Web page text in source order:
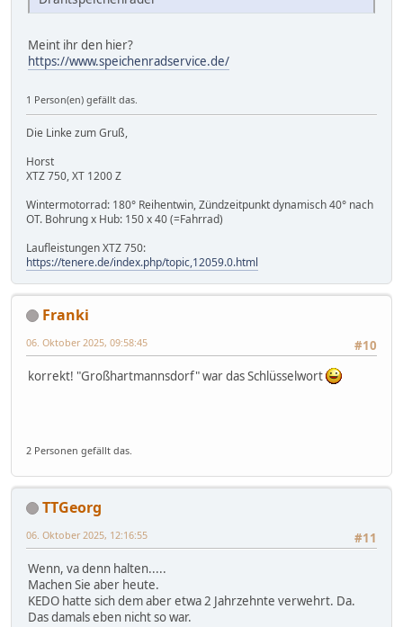
Meint ihr den hier?
https://www.speichenradservice.de/
1 Person(en) gefällt das.
Die Linke zum Gruß,
Horst
XTZ 750, XT 1200 Z
Wintermotorrad: 180° Reihentwin, Zündzeitpunkt dynamisch 40° nach
OT. Bohrung x Hub: 150 x 40 (=Fahrrad)
Laufleistungen XTZ 750:
https://tenere.de/index.php/topic,12059.0.html
Franki
#10
06. Oktober 2025, 09:58:45
korrekt! "Großhartmannsdorf" war das Schlüsselwort
2 Personen gefällt das.
TTGeorg
#11
06. Oktober 2025, 12:16:55
Wenn, va denn halten.....
Machen Sie aber heute.
KEDO hatte sich dem aber etwa 2 Jahrzehnte verwehrt. Da.
Das damals eben nicht so war.